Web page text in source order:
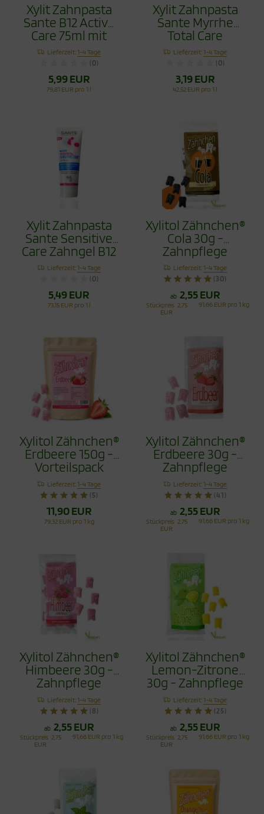
Xylit Zahnpasta
Sante B12 Active
Care 75ml mit
Flourid
Lieferzeit:1-4 Tage
(0)
5,99 EUR
79,81 EUR pro 1 l
Xylit Zahnpasta
Sante Myrrhe
Total Care
Fluoridfrei 75ml
Lieferzeit:1-4 Tage
(0)
3,19 EUR
42,52 EUR pro 1 l
Xylit Zahnpasta
Sante Sensitive
Care Zahngel B12
75ml ohne Flourid
Lieferzeit:1-4 Tage
(0)
5,49 EUR
73,15 EUR pro 1 l
Xylitol Zähnchen®
Cola 30g -
Zahnpflege
Bonbons
Lieferzeit:1-4 Tage
(30)
ab 2,55 EUR
Stückpreis 2,75
EUR
91,66 EUR pro 1 kg
Xylitol Zähnchen®
Erdbeere 150g -
Vorteilspack
Lieferzeit:1-4 Tage
(5)
11,90 EUR
79,32 EUR pro 1 kg
Xylitol Zähnchen®
Erdbeere 30g -
Zahnpflege
Bonbons
Lieferzeit:1-4 Tage
(41)
ab 2,55 EUR
Stückpreis 2,75
EUR
91,66 EUR pro 1 kg
Xylitol Zähnchen®
Himbeere 30g -
Zahnpflege
Bonbons
Lieferzeit:1-4 Tage
(8)
ab 2,55 EUR
Stückpreis 2,75
EUR
91,66 EUR pro 1 kg
Xylitol Zähnchen®
Lemon-Zitrone
30g - Zahnpflege
Bonbons
Lieferzeit:1-4 Tage
(25)
ab 2,55 EUR
Stückpreis 2,75
EUR
91,66 EUR pro 1 kg